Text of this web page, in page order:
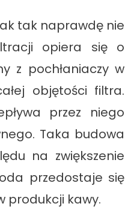
tak naprawdę nie
opiera się o
z pochłaniaczy w
objętości filtra.
przez niego
Taka budowa
na zwiększenie
przedostaje się
produkcji kawy.